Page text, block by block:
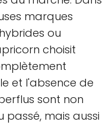
marques
ou
choisit
et l'absence de
sont non
mais aussi